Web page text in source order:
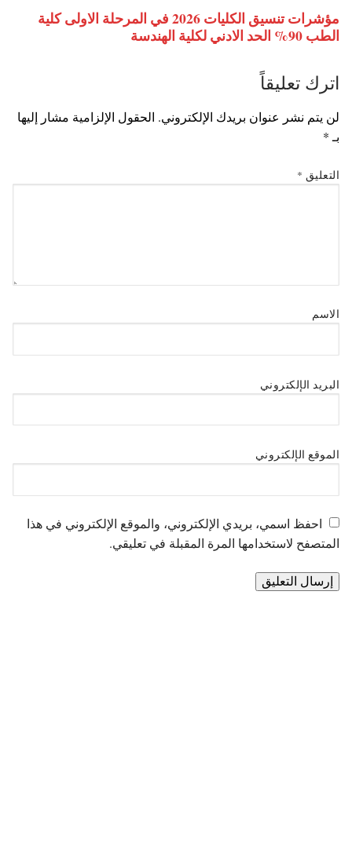
مؤشرات تنسيق الكليات 2026 في المرحلة الاولى كلية
الطب 90% الحد الادني لكلية الهندسة
اترك تعليقاً
لن يتم نشر عنوان بريدك الإلكتروني. الحقول الإلزامية مشار إليها
بـ *
التعليق *
الاسم
البريد الإلكتروني
الموقع الإلكتروني
احفظ اسمي، بريدي الإلكتروني، والموقع الإلكتروني في هذا
المتصفح لاستخدامها المرة المقبلة في تعليقي.